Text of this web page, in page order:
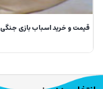
قیمت و خرید اسباب بازی جنگی